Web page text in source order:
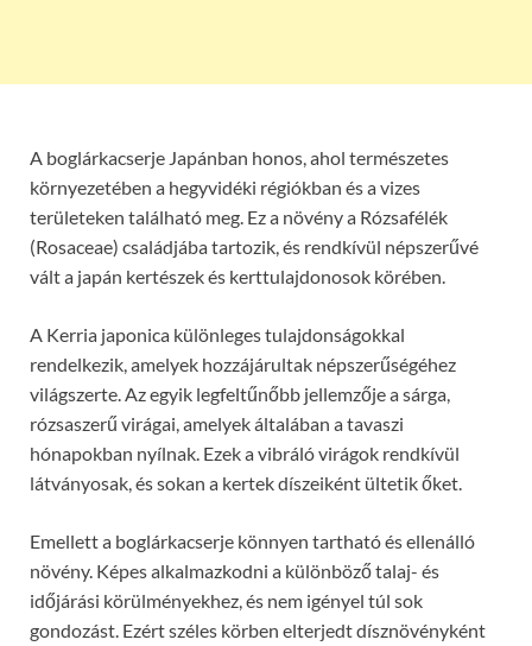
A boglárkacserje Japánban honos, ahol természetes
környezetében a hegyvidéki régiókban és a vizes
területeken található meg. Ez a növény a Rózsafélék
(Rosaceae) családjába tartozik, és rendkívül népszerűvé
vált a japán kertészek és kerttulajdonosok körében.
A Kerria japonica különleges tulajdonságokkal
rendelkezik, amelyek hozzájárultak népszerűségéhez
világszerte. Az egyik legfeltűnőbb jellemzője a sárga,
rózsaszerű virágai, amelyek általában a tavaszi
hónapokban nyílnak. Ezek a vibráló virágok rendkívül
látványosak, és sokan a kertek díszeiként ültetik őket.
Emellett a boglárkacserje könnyen tartható és ellenálló
növény. Képes alkalmazkodni a különböző talaj- és
időjárási körülményekhez, és nem igényel túl sok
gondozást. Ezért széles körben elterjedt dísznövényként